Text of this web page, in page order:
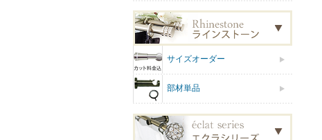
サイズオーダー
部材単品